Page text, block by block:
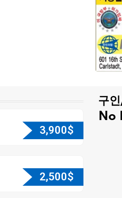
3,900$
2,500$
구
No